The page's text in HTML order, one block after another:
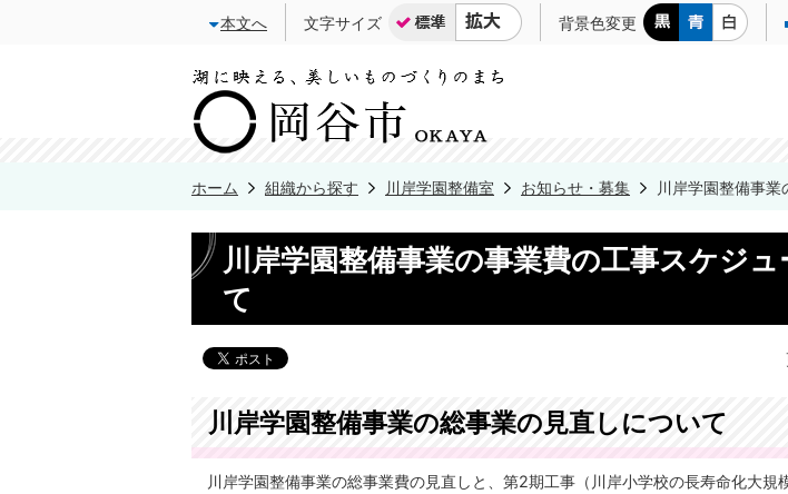
本文へ 文字サイズ 背景色変更
ホーム 組織から探す 川岸学園整備室 お知らせ・募集 川岸学園整備事
川岸学園整備事業の事業費の工事スケジ
て
川岸学園整備事業の総事業の見直しについて
川岸学園整備事業の総事業費の見直しと、第2期工事（川岸小学校の長寿命化大規